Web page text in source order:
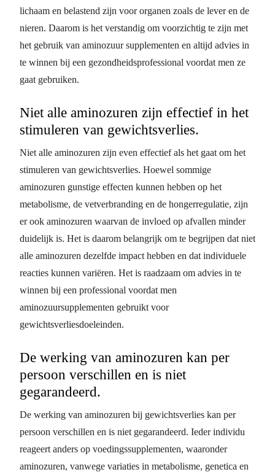
lichaam en belastend zijn voor organen zoals de lever en de
nieren. Daarom is het verstandig om voorzichtig te zijn met
het gebruik van aminozuur supplementen en altijd advies in
te winnen bij een gezondheidsprofessional voordat men ze
gaat gebruiken.
Niet alle aminozuren zijn effectief in het
stimuleren van gewichtsverlies.
Niet alle aminozuren zijn even effectief als het gaat om het
stimuleren van gewichtsverlies. Hoewel sommige
aminozuren gunstige effecten kunnen hebben op het
metabolisme, de vetverbranding en de hongerregulatie, zijn
er ook aminozuren waarvan de invloed op afvallen minder
duidelijk is. Het is daarom belangrijk om te begrijpen dat niet
alle aminozuren dezelfde impact hebben en dat individuele
reacties kunnen variëren. Het is raadzaam om advies in te
winnen bij een professional voordat men
aminozuursupplementen gebruikt voor
gewichtsverliesdoeleinden.
De werking van aminozuren kan per
persoon verschillen en is niet
gegarandeerd.
De werking van aminozuren bij gewichtsverlies kan per
persoon verschillen en is niet gegarandeerd. Ieder individu
reageert anders op voedingssupplementen, waaronder
aminozuren, vanwege variaties in metabolisme, genetica en